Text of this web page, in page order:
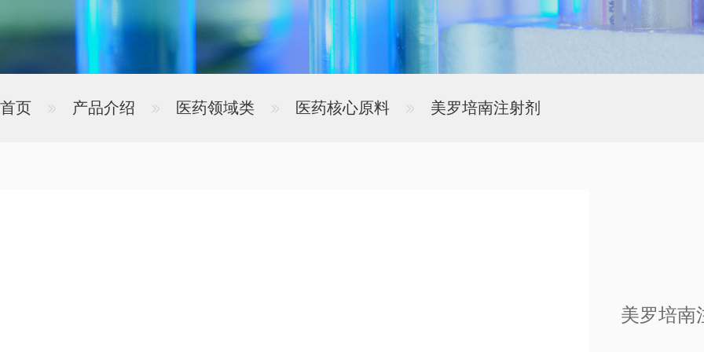
首页 产品介绍 医药领域类 医药核心原料 美罗培南注射剂
美罗培南